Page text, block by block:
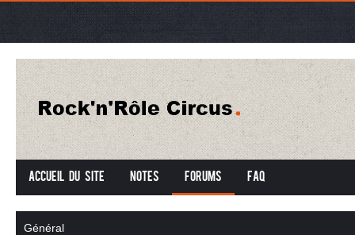
Accueil du site Notes Forums FAQ
Général